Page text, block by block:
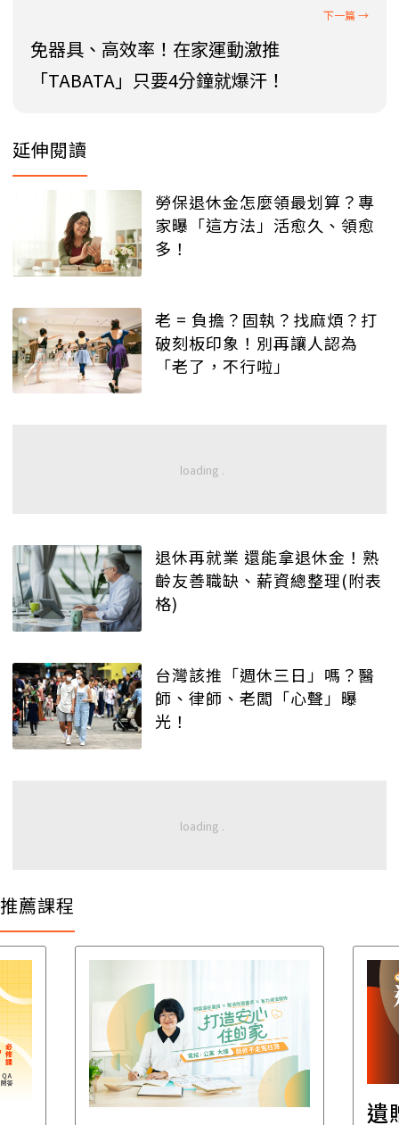
免器具、高效率！在家運動激推
「TABATA」只要4分鐘就爆汗！
延伸閱讀
勞保退休金怎麼領最划算？專
家曝「這方法」活愈久、領愈
多！
老 = 負擔？固執？找麻煩？打
破刻板印象！別再讓人認為
「老了，不行啦」
退休再就業 還能拿退休金！熟
齡友善職缺、薪資總整理(附表
格)
台灣該推「週休三日」嗎？醫
師、律師、老闆「心聲」曝
光！
推薦課程
遺